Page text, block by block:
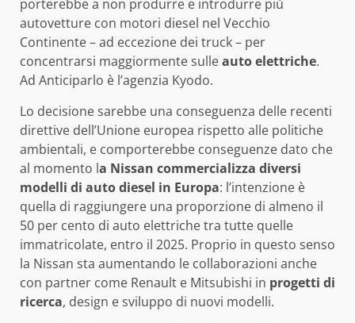
porterebbe a non produrre e introdurre più
autovetture con motori diesel nel Vecchio
Continente – ad eccezione dei truck – per
concentrarsi maggiormente sulleauto elettriche.
Ad Anticiparlo è l’agenzia Kyodo.
Lo decisione sarebbe una conseguenza delle recenti
direttive dell’Unione europea rispetto alle politiche
ambientali, e comporterebbe conseguenze dato che
al momento la Nissan commercializza diversi
modelli di auto diesel in Europa: l’intenzione è
quella di raggiungere una proporzione di almeno il
50 per cento di auto elettriche tra tutte quelle
immatricolate, entro il 2025. Proprio in questo senso
la Nissan sta aumentando le collaborazioni anche
con partner come Renault e Mitsubishi in progetti di
ricerca, design e sviluppo di nuovi modelli.